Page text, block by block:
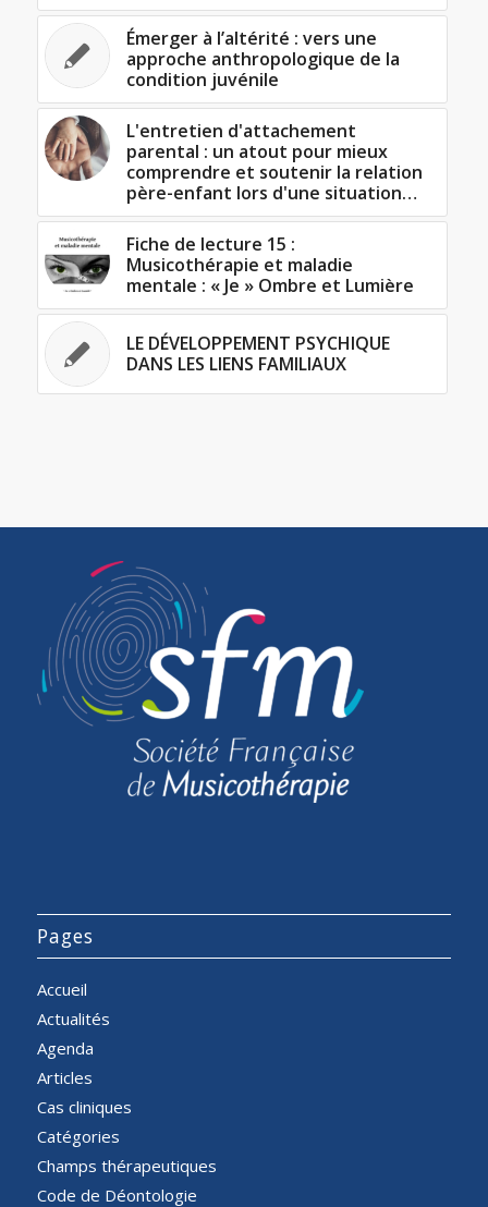
Émerger à l’altérité : vers une
approche anthropologique de la
condition juvénile
L'entretien d'attachement
parental : un atout pour mieux
comprendre et soutenir la relation
père-enfant lors d'une situation…
Fiche de lecture 15 :
Musicothérapie et maladie
mentale : « Je » Ombre et Lumière
LE DÉVELOPPEMENT PSYCHIQUE
DANS LES LIENS FAMILIAUX
Pages
Accueil
Actualités
Agenda
Articles
Cas cliniques
Catégories
Champs thérapeutiques
Code de Déontologie